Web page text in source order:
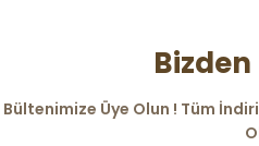
Bültenimize Üye Olun ! Tüm